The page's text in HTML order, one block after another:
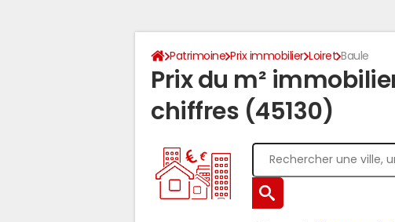
Patrimoine Prix immobilier Loiret Baule
Prix du m²
chiffres (45130)